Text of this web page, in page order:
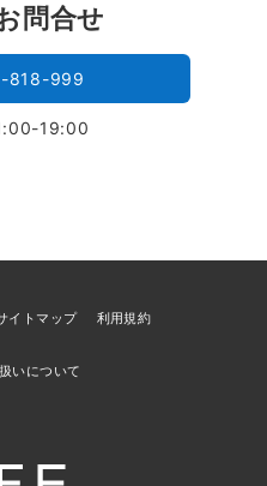
問合せ
818-999
19:00
イトマップ
利用規約
いについて